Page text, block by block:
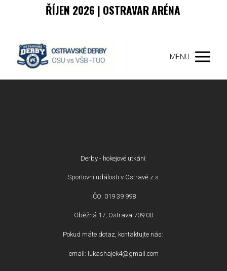
ŘÍJEN 2026 | OSTRAVAR ARÉNA
MENU
Derby - hokejové utkání:
Sportovní události v Ostravě z.s.
IČO: 019 39 998
Oběžná 17, Ostrava 709 00
Pokud máte dotaz, kontaktujte nás:
email: lukashajek4@gmail.com